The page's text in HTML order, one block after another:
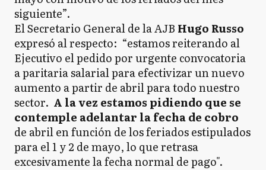
siguiente”.
El Secretario General de la AJB Hugo Russo
expresó al respecto: “estamos reiterando al
Ejecutivo el pedido por urgente convocatoria
a paritaria salarial para efectivizar un nuevo
aumento a partir de abril para todo nuestro
sector. A la vez estamos pidiendo que se
contemple adelantar la fecha de cobro
de abril en función de los feriados estipulados
para el 1 y 2 de mayo, lo que retrasa
excesivamente la fecha normal de pago".